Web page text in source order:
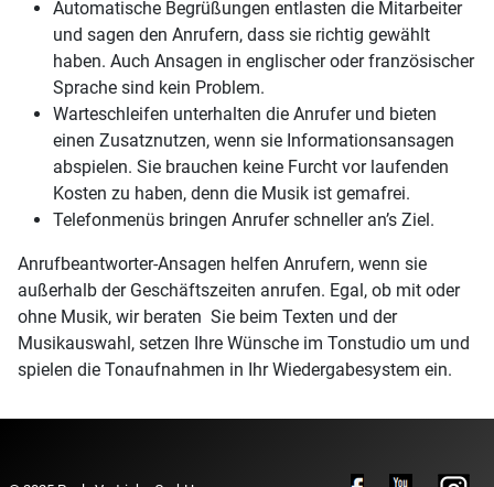
Automatische Begrüßungen entlasten die Mitarbeiter
und sagen den Anrufern, dass sie richtig gewählt
haben. Auch Ansagen in englischer oder französischer
Sprache sind kein Problem.
Warteschleifen unterhalten die Anrufer und bieten
einen Zusatznutzen, wenn sie Informationsansagen
abspielen. Sie brauchen keine Furcht vor laufenden
Kosten zu haben, denn die Musik ist gemafrei.
Telefonmenüs bringen Anrufer schneller an’s Ziel.
Anrufbeantworter-Ansagen helfen Anrufern, wenn sie
außerhalb der Geschäftszeiten anrufen. Egal, ob mit oder
ohne Musik, wir beraten Sie beim Texten und der
Musikauswahl, setzen Ihre Wünsche im Tonstudio um und
spielen die Tonaufnahmen in Ihr Wiedergabesystem ein.